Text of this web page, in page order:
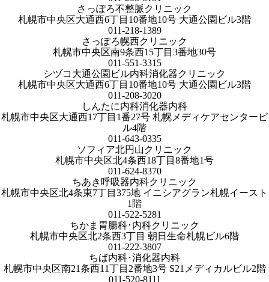
さっぽろ不整脈クリニック
札幌市中央区大通西6丁目10番地10号 大通公園ビル3階
011-218-1389
さっぽろ幌西クリニック
札幌市中央区南9条西15丁目3番地30号
011-551-3315
シヅコ大通公園ビル内科消化器クリニック
札幌市中央区大通西6丁目10番地10号 大通公園ビル3階
011-208-3020
しんたに内科消化器内科
札幌市中央区大通西17丁目1番27号 札幌メディケアセンタービ
ル4階
011-643-0335
ソフィア北円山クリニック
札幌市中央区北4条西18丁目8番地1号
011-624-8370
ちあき呼吸器内科クリニック
札幌市中央区北4条東7丁目375地 イニシアグラン札幌イースト
1階
011-522-5281
ちかま胃腸科･内科クリニック
札幌市中央区北2条西3丁目 朝日生命札幌ビル6階
011-222-3807
ちば内科･消化器内科
札幌市中央区南21条西11丁目2番地3号 S21メディカルビル2階
011-520-8111